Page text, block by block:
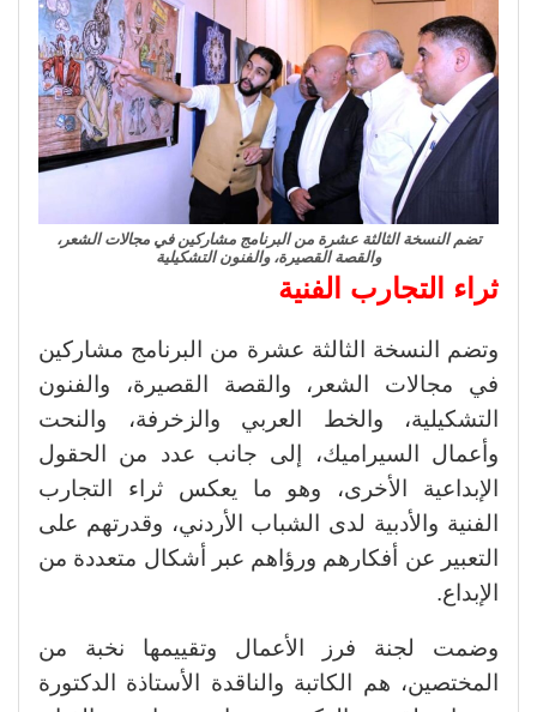
تضم النسخة الثالثة عشرة من البرنامج مشاركين في مجالات الشعر،
والقصة القصيرة، والفنون التشكيلية
ثراء التجارب الفنية
وتضم النسخة الثالثة عشرة من البرنامج مشاركين
في مجالات الشعر، والقصة القصيرة، والفنون
التشكيلية، والخط العربي والزخرفة، والنحت
وأعمال السيراميك، إلى جانب عدد من الحقول
الإبداعية الأخرى، وهو ما يعكس ثراء التجارب
الفنية والأدبية لدى الشباب الأردني، وقدرتهم على
التعبير عن أفكارهم ورؤاهم عبر أشكال متعددة من
الإبداع.
وضمت لجنة فرز الأعمال وتقييمها نخبة من
المختصين، هم الكاتبة والناقدة الأستاذة الدكتورة